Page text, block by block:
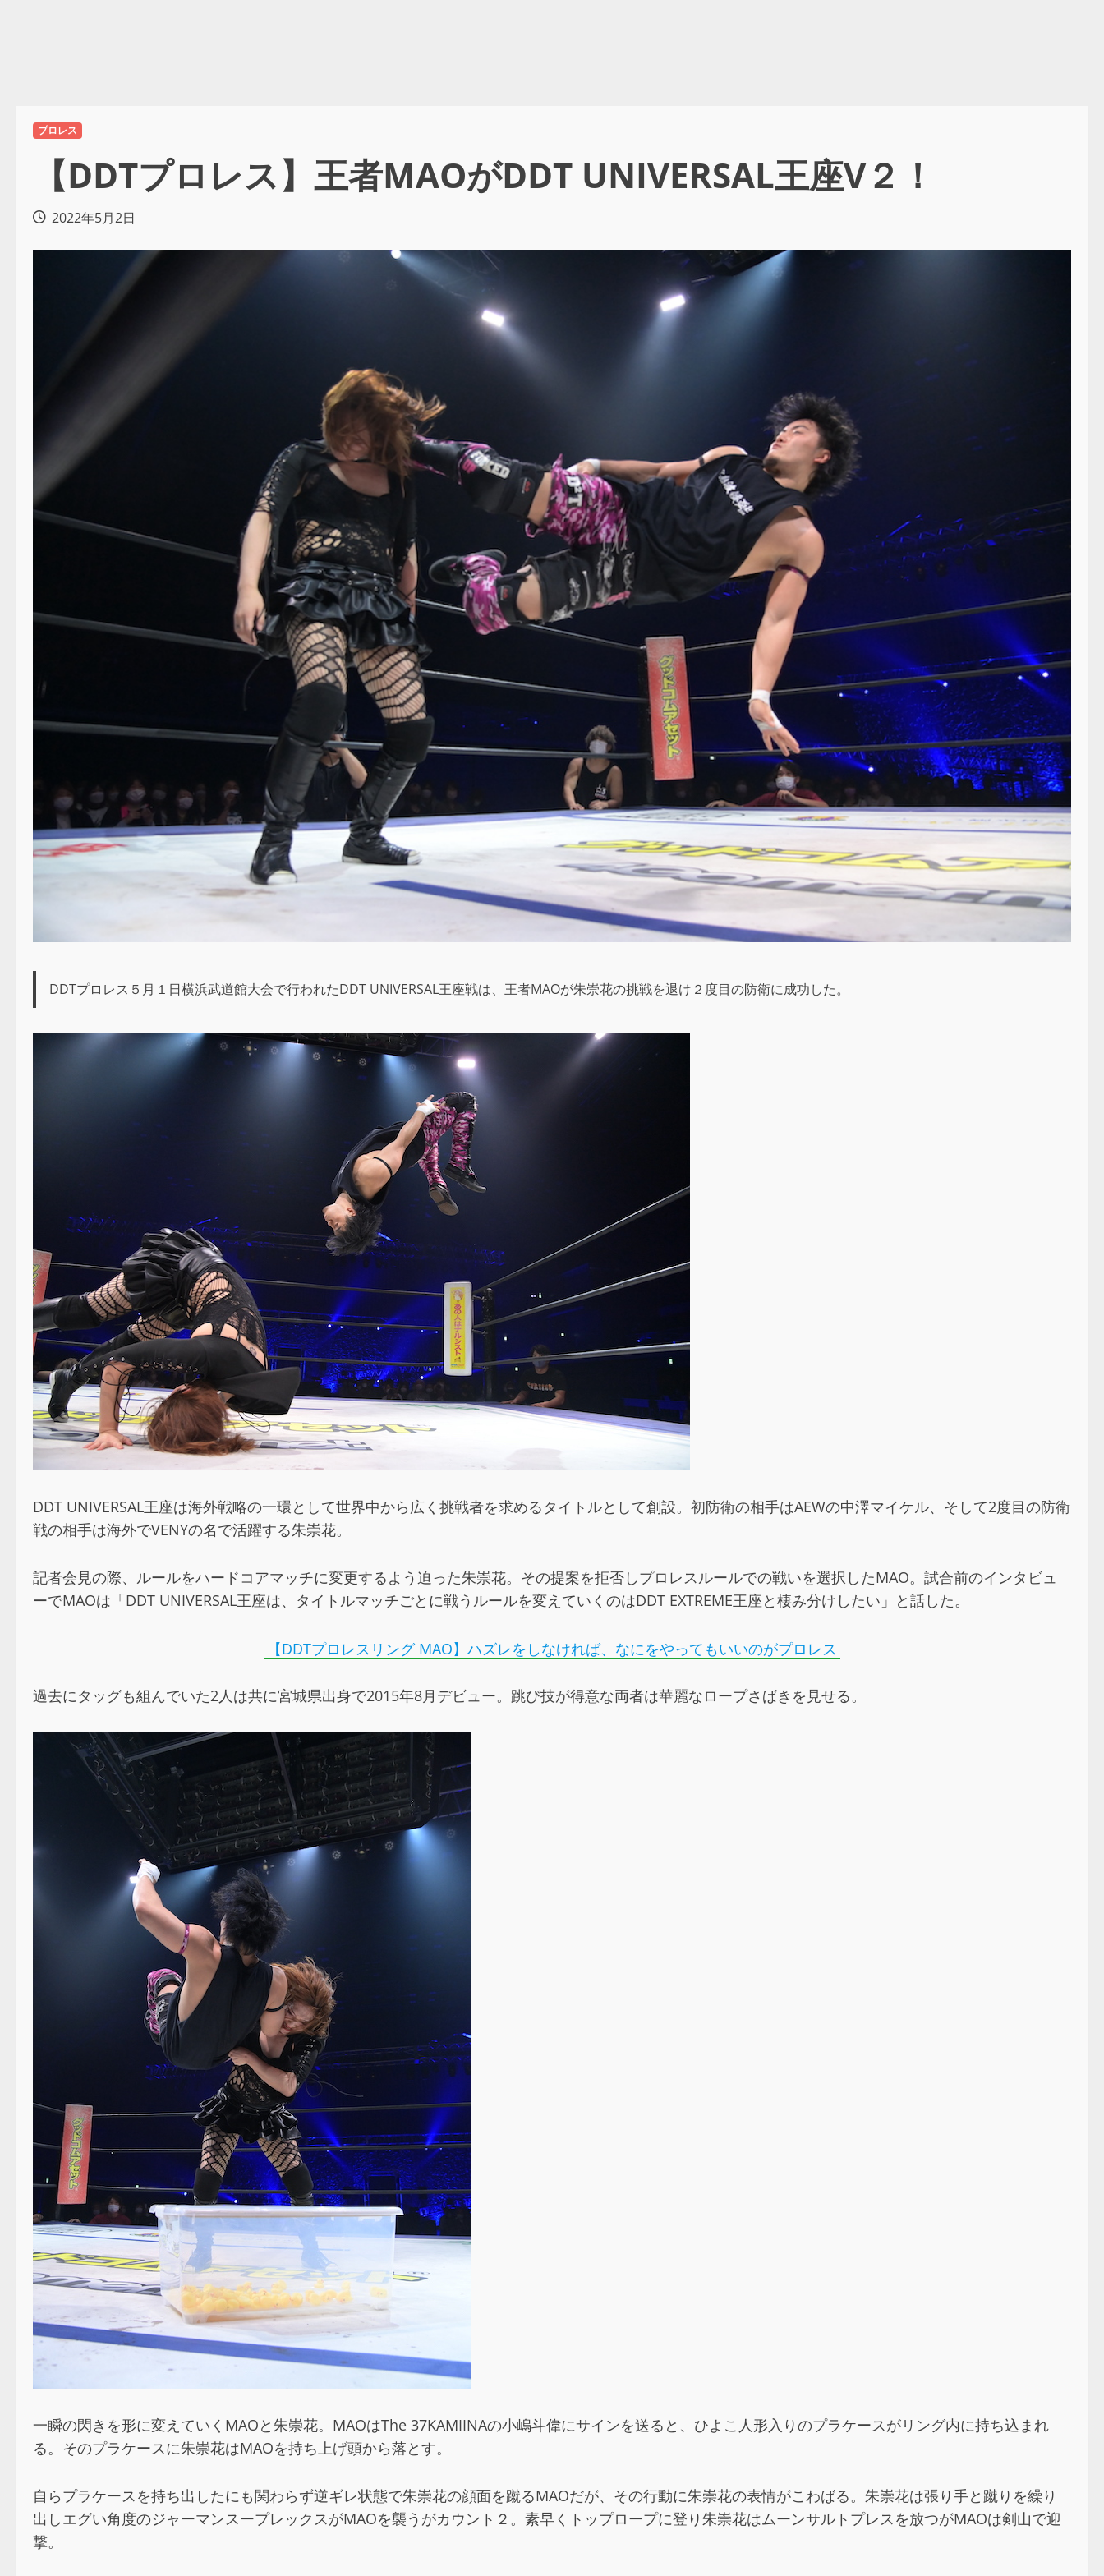
プロレス
【DDTプロレス】王者MAOがDDT UNIVERSAL王座V２！
2022年5月2日
DDTプロレス５月１日横浜武道館大会で行われたDDT UNIVERSAL王座戦は、王者MAOが朱崇花の挑戦を退け２度目の防衛に成功した。
DDT UNIVERSAL王座は海外戦略の一環として世界中から広く挑戦者を求めるタイトルとして創設。初防衛の相手はAEWの中澤マイケル、そして2度目の防衛
戦の相手は海外でVENYの名で活躍する朱崇花。
記者会見の際、ルールをハードコアマッチに変更するよう迫った朱崇花。その提案を拒否しプロレスルールでの戦いを選択したMAO。試合前のインタビュ
ーでMAOは「DDT UNIVERSAL王座は、タイトルマッチごとに戦うルールを変えていくのはDDT EXTREME王座と棲み分けしたい」と話した。
【DDTプロレスリング MAO】ハズレをしなければ、なにをやってもいいのがプロレス
過去にタッグも組んでいた2人は共に宮城県出身で2015年8月デビュー。跳び技が得意な両者は華麗なロープさばきを見せる。
一瞬の閃きを形に変えていくMAOと朱崇花。MAOはThe 37KAMIINAの小嶋斗偉にサインを送ると、ひよこ人形入りのプラケースがリング内に持ち込まれ
る。そのプラケースに朱崇花はMAOを持ち上げ頭から落とす。
自らプラケースを持ち出したにも関わらず逆ギレ状態で朱崇花の顔面を蹴るMAOだが、その行動に朱崇花の表情がこわばる。朱崇花は張り手と蹴りを繰り
出しエグい角度のジャーマンスープレックスがMAOを襲うがカウント２。素早くトップロープに登り朱崇花はムーンサルトプレスを放つがMAOは剣山で迎
撃。